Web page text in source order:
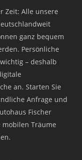
Zeit: Alle unsere
ganz bequem
Persönliche
– deshalb
an. Starten Sie
Anfrage und
Fischer
mobilen Träume